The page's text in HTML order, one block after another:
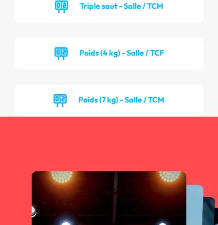
Triple saut - Salle / TCM
Poids (4 kg) - Salle / TCF
Poids (7 kg) - Salle / TCM